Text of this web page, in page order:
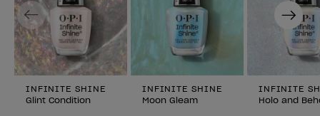
INFINITE SHINE
Glint Condition
INFINITE SHINE
Moon Gleam
INFINITE
Holo and
Previous Next